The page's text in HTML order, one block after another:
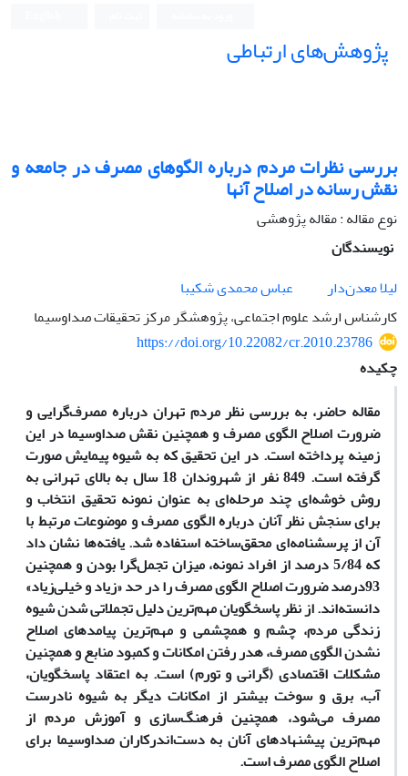
پژوهش‌های ارتباطی
بررسی نظرات مردم درباره الگوهای مصرف در جامعه و
نقش رسانه در اصلاح آنها
نوع مقاله : مقاله پژوهشی
نویسندگان
لیلا معدن‌دار
عباس محمدی شکیبا
کارشناس ارشد علوم اجتماعی، پژوهشگر مرکز تحقیقات صداوسیما
https://doi.org/10.22082/cr.2010.23786
چکیده
مقاله حاضر، به بررسی نظر مردم تهران درباره مصرف‌گرایی و
ضرورت اصلاح الگوی مصرف و همچنین نقش صداوسیما در این
زمینه پرداخته است. در این تحقیق که به شیوه‌ پیمایش صورت
گرفته است. 849 نفر از شهروندان 18 سال به بالای تهرانی به
روش‌ خوشه‌ای چند مرحله‌ای به عنوان نمونه تحقیق انتخاب و
برای سنجش نظر آنان درباره الگوی مصرف و موضوعات مرتبط با
آن از پرسشنامه‌ای محقق‌ساخته استفاده شد. یافته‌ها نشان داد
که 5/84 درصد از افراد نمونه، میزان تجمل‌گرا بودن و همچنین
93درصد ضرورت اصلاح الگوی مصرف را در حد «زیاد و خیلی‌زیاد»
دانسته‌اند. از نظر پاسخگویان مهم‌ترین دلیل تجملاتی شدن شیوه
زندگی مردم، چشم‌ و همچشمی و مهم‌ترین پیامدهای اصلاح
نشدن الگوی مصرف، هدر رفتن امکانات و کمبود منابع و همچنین
مشکلات اقتصادی (گرانی و تورم) است. به اعتقاد پاسخگویان،
آب، برق و سوخت بیشتر از امکانات دیگر به شیوه نادرست
مصرف می‌شود، همچنین فرهنگ‌سازی و آموزش مردم از
مهم‌ترین پیشنهادهای آنان به دست‌اندرکاران صداوسیما برای
اصلاح الگوی مصرف است.